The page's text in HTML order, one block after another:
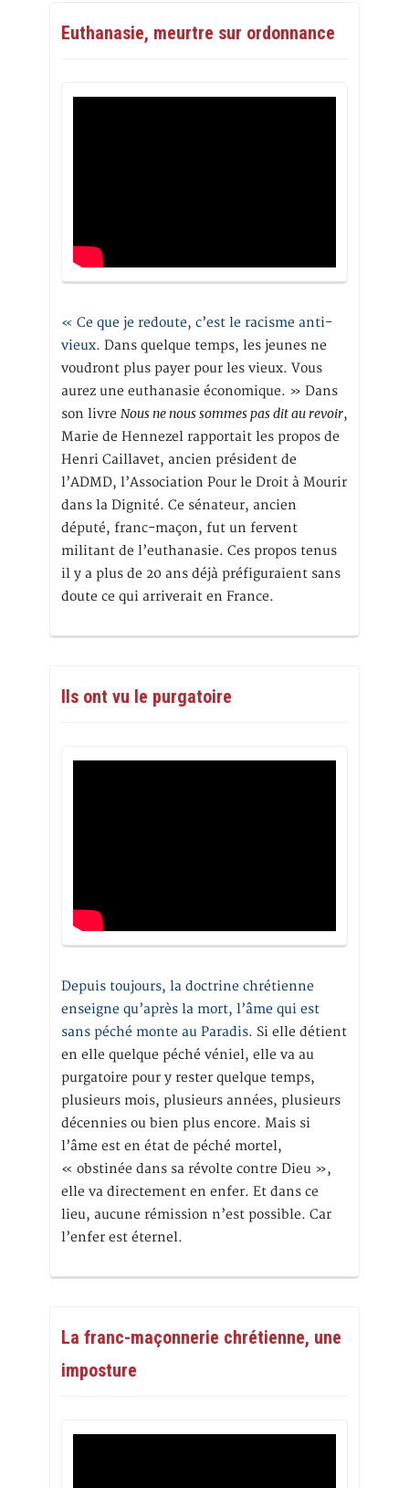
Euthanasie, meurtre sur ordonnance
« Ce que je redoute, c’est le racisme anti-
vieux. Dans quelque temps, les jeunes ne
voudront plus payer pour les vieux. Vous
aurez une euthanasie économique. » Dans
son livre Nous ne nous sommes pas dit au revoir,
Marie de Hennezel rapportait les propos de
Henri Caillavet, ancien président de
l’ADMD, l’Association Pour le Droit à Mourir
dans la Dignité. Ce sénateur, ancien
député, franc-maçon, fut un fervent
militant de l’euthanasie. Ces propos tenus
il y a plus de 20 ans déjà préfiguraient sans
doute ce qui arriverait en France.
Ils ont vu le purgatoire
Depuis toujours, la doctrine chrétienne
enseigne qu’après la mort, l’âme qui est
sans péché monte au Paradis. Si elle détient
en elle quelque péché véniel, elle va au
purgatoire pour y rester quelque temps,
plusieurs mois, plusieurs années, plusieurs
décennies ou bien plus encore. Mais si
l’âme est en état de péché mortel,
« obstinée dans sa révolte contre Dieu »,
elle va directement en enfer. Et dans ce
lieu, aucune rémission n’est possible. Car
l’enfer est éternel.
La franc-maçonnerie chrétienne, une
imposture